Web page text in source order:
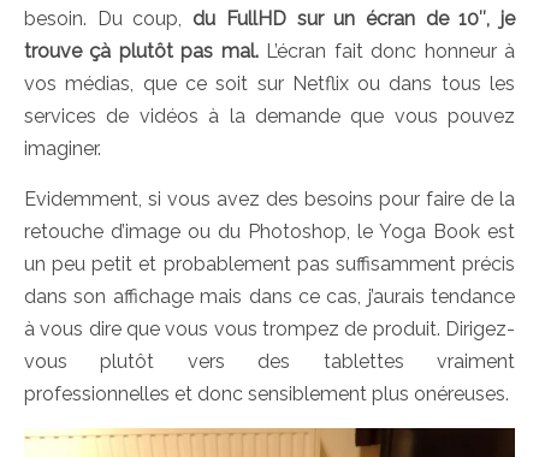
besoin. Du coup, du FullHD sur un écran de 10″, je
trouve çà plutôt pas mal.L’écran fait donc honneur à
vos médias, que ce soit sur Netflix ou dans tous les
services de vidéos à la demande que vous pouvez
imaginer.
Evidemment, si vous avez des besoins pour faire de la
retouche d’image ou du Photoshop, le Yoga Book est
un peu petit et probablement pas suffisamment précis
dans son affichage mais dans ce cas, j’aurais tendance
à vous dire que vous vous trompez de produit. Dirigez-
vous plutôt vers des tablettes vraiment
professionnelles et donc sensiblement plus onéreuses.